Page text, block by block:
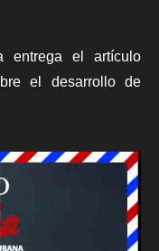
entrega el artículo
el desarrollo de